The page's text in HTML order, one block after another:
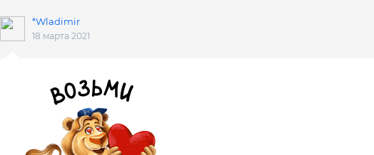
*Wladimir
18 марта 2021